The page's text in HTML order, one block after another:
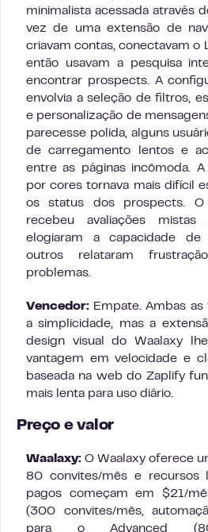
minimalista acessada através
vez de uma extensão de
criavam contas, conectavam o
então usavam a pesquisa
encontrar prospects. A
envolvia a seleção de filtros,
e personalização de
parecesse polida, alguns
de carregamento lentos e
entre as páginas incômoda.
por cores tornava mais difícil
os status dos prospects.
recebeu avaliações
elogiaram a capacidade de
outros relataram
problemas.
Vencedor: Empate. Ambas
a simplicidade, mas a
design visual do Waalaxy
vantagem em velocidade e
baseada na web do Zaplify
mais lenta para uso diário.
Preço e valor
Waalaxy: O Waalaxy oferece
80 convites/mês e recursos
pagos começam em $21/
(300 convites/mês,
para o Advanced